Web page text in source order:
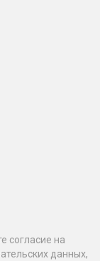
согласие на
данных,